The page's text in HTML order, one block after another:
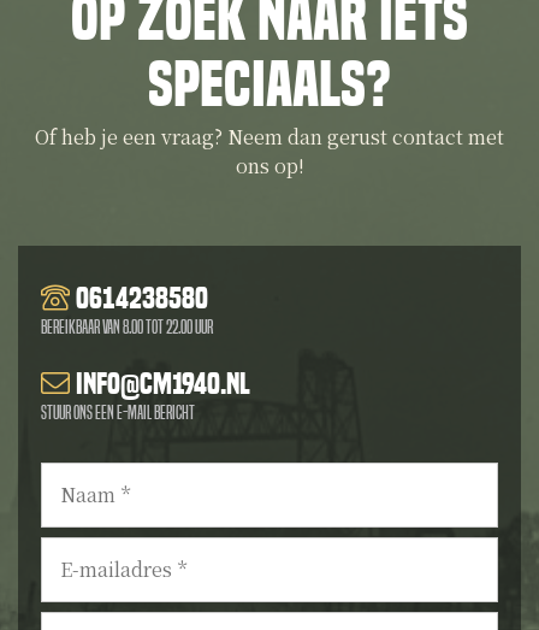
Op zoek naar iets
speciaals?
Of heb je een vraag? Neem dan gerust contact met
ons op!
0614238580
Bereikbaar van 8.00 tot 22.00 uur
info@cm1940.nl
Stuur ons een e-mail bericht
mailadres *